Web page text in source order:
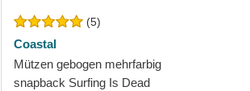
(5)
Coastal
Mützen gebogen mehrfarbig
snapback Surfing Is Dead